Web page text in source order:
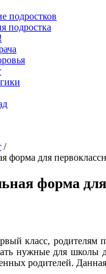
подростков
подростка
/
форма для
форма
класс, родителям
нужные для школы
родителей.